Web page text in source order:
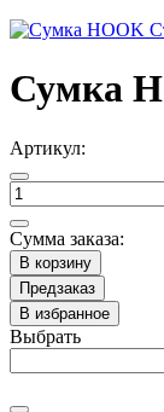
Сумка
Артикул:
Сумма заказа:
В корзину
Предзаказ
В избранное
Выбрать